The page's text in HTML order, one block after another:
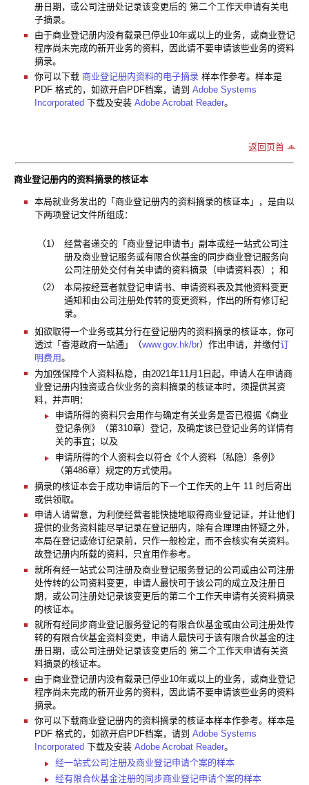
册日期，或公司注册处记录该变更后的 第二个工作天申请有关电
子摘录。
由于商业登记册内没有载录已停业10年或以上的业务，或商业登记
程序尚未完成的新开业务的资料，因此请不要申请该些业务的资料
摘录。
你可以下载 商业登记册内资料的电子摘录 样本作参考。样本是
PDF 格式的，如欲开启PDF档案，请到 Adobe Systems
Incorporated 下载及安装 Adobe Acrobat Reader。
返回页首
商业登记册内的资料摘录的核证本
本局就业务发出的「商业登记册内的资料摘录的核证本」，是由以
下两项登记文件所组成：
（1）
经营者递交的「商业登记申请书」副本或经一站式公司注
册及商业登记服务或有限合伙基金的同步商业登记服务向
公司注册处交付有关申请的资料摘录（申请资料表）；和
（2）
本局按经营者就登记申请书、申请资料表及其他资料变更
通知和由公司注册处传转的变更资料，作出的所有修订纪
录。
如欲取得一个业务或其分行在登记册内的资料摘录的核证本，你可
透过「香港政府一站通」（www.gov.hk/br）作出申请，并缴付订
明费用。
为加强保障个人资料私隐，由2021年11月1日起，申请人在申请商
业登记册内独资或合伙业务的资料摘录的核证本时，须提供其资
料，并声明：
申请所得的资料只会用作与确定有关业务是否已根据《商业
登记条例》（第310章）登记，及确定该已登记业务的详情有
关的事宜；以及
申请所得的个人资料会以符合《个人资料（私隐）条例》
（第486章）规定的方式使用。
摘录的核证本会于成功申请后的下一个工作天的上午 11 时后寄出
或供领取。
申请人请留意，为利便经营者能快捷地取得商业登记证，并让他们
提供的业务资料能尽早记录在登记册内，除有合理理由怀疑之外，
本局在登记或修订纪录前，只作一般检定，而不会核实有关资料。
故登记册内所载的资料，只宜用作参考。
就所有经一站式公司注册及商业登记服务登记的公司或由公司注册
处传转的公司资料变更，申请人最快可于该公司的成立及注册日
期，或公司注册处记录该变更后的第二个工作天申请有关资料摘录
的核证本。
就所有经同步商业登记服务登记的有限合伙基金或由公司注册处传
转的有限合伙基金资料变更，申请人最快可于该有限合伙基金的注
册日期，或公司注册处记录该变更后的 第二个工作天申请有关资
料摘录的核证本。
由于商业登记册内没有载录已停业10年或以上的业务，或商业登记
程序尚未完成的新开业务的资料，因此请不要申请该些业务的资料
摘录。
你可以下载商业登记册内的资料摘录的核证本样本作参考。样本是
PDF 格式的，如欲开启PDF档案，请到 Adobe Systems
Incorporated 下载及安装 Adobe Acrobat Reader。
经一站式公司注册及商业登记申请个案的样本
经有限合伙基金注册的同步商业登记申请个案的样本